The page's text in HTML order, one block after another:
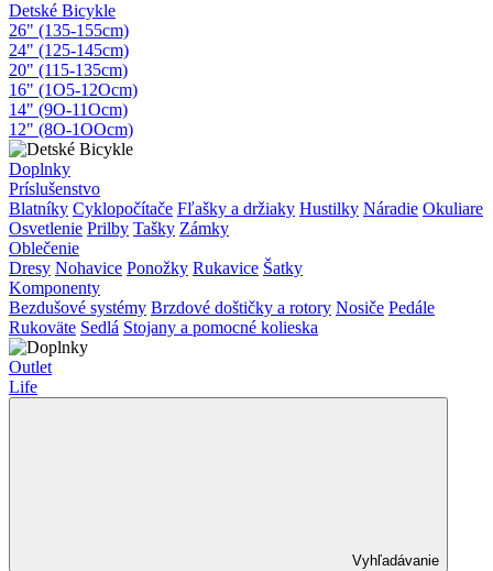
Detské Bicykle
26" (135-155cm)
24" (125-145cm)
20" (115-135cm)
16" (1O5-12Ocm)
14" (9O-11Ocm)
12" (8O-1OOcm)
Doplnky
Príslušenstvo
Blatníky Cyklopočítače Fľašky a držiaky Hustilky Náradie Okuliare
Osvetlenie Prilby Tašky Zámky
Oblečenie
Dresy Nohavice Ponožky Rukavice Šatky
Komponenty
Bezdušové systémy Brzdové doštičky a rotory Nosiče Pedále
Rukoväte Sedlá Stojany a pomocné kolieska
Outlet
Life
Vyhľadávanie